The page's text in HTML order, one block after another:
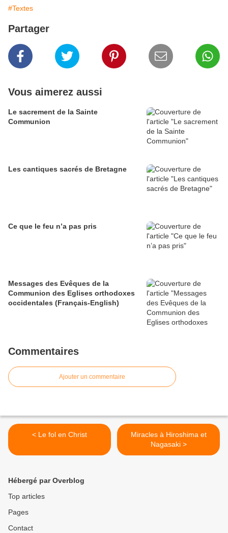
#Textes
Partager
Vous aimerez aussi
Le sacrement de la Sainte
Communion
Les cantiques sacrés de Bretagne
Ce que le feu n’a pas pris
Messages des Evêques de la
Communion des Eglises orthodoxes
occidentales (Français-English)
Commentaires
Ajouter un commentaire
< Le fol en Christ
Miracles à Hiroshima et
Nagasaki >
Hébergé par Overblog
Top articles
Pages
Contact